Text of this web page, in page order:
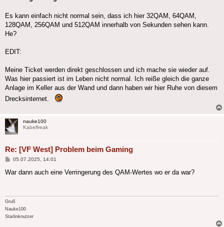
Es kann einfach nicht normal sein, dass ich hier 32QAM, 64QAM,
128QAM, 256QAM und 512QAM innerhalb von Sekunden sehen kann.
He?
EDIT:
Meine Ticket werden direkt geschlossen und ich mache sie wieder auf.
Was hier passiert ist im Leben nicht normal. Ich reiße gleich die ganze
Anlage im Keller aus der Wand und dann haben wir hier Ruhe von diesem
Drecksinternet.
nauke100
Kabelfreak
Re: [VF West] Problem beim Gaming
Beitrag
05.07.2025, 14:01
War dann auch eine Verringerung des QAM-Wertes wo er da war?
Gruß
Nauke100
Starlinknutzer